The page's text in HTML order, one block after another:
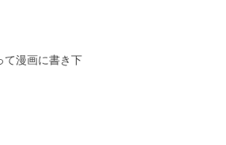
て漫画に書き下